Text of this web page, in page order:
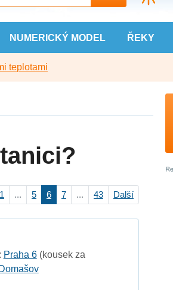
NUMERICKÝ MODEL ŘEKY
teplotami
1 ... 5 6 7 ... 43 Další
Praha 6(kousek za
Domašov